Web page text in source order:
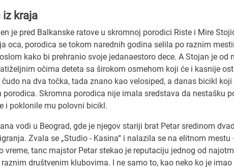
iz kraja
je pred Balkanske ratove u skromnoj porodici Riste i Mire
oca, porodica se tokom narednih godina selila po raznim
kako bi prehranio svoje jedanaestoro dece. A Stojan je od
očima deteta sa širokom osmehom koji će i kasnije
na dva točka, tada znano kao velosiped, a danas bicikl
Skromna porodica nije imala sredstava da nestašku
i poklonile mu polovni bicikl.
vodi u Beograd, gde je njegov stariji brat Petar sredinom
Zvala se „Studio - Kasina“ i nalazila se na elitnom mestu
vreme, tanc majstor Petar stekao je reputaciju jednog od
društvenim klubovima. I ne samo to, kao neko ko je imao